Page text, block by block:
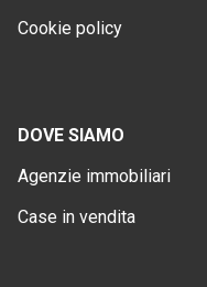
Cookie policy
DOVE SIAMO
Agenzie immobiliari
Case in vendita